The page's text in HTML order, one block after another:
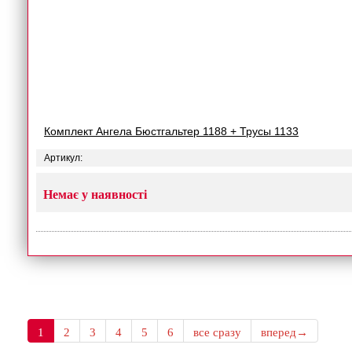
Комплект Ангела Бюстгальтер 1188 + Трусы 1133
Артикул:
Немає у наявності
1 2 3 4 5 6 все сразу вперед→